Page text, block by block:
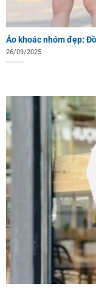
Áo khoác nhóm đẹp:
26/09/2025